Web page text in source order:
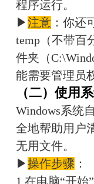
程序运行。
▶注意：你还
temp（不带百
件夹（
能需要管理员
（二）使用
Windows系统
全地帮助用户
无用文件。
▶操作步骤 ：
1.在电脑“开始